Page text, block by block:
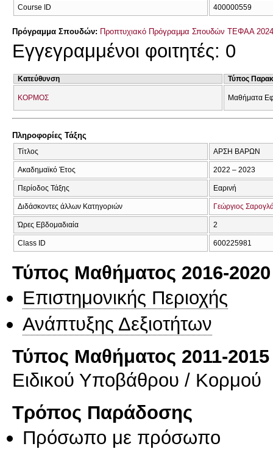
Course ID 400000559
Πρόγραμμα Σπουδών: Προπτυχιακό Πρόγραμμα Σπουδών ΤΕΦΑΑ
Εγγεγραμμένοι φοιτητές: 0
Κατεύθυνση Τύπος
ΚΟΡΜΟΣ Μαθήματα
Πληροφορίες Τάξης
Τίτλος ΑΡΣΗ ΒΑΡΩΝ
Ακαδημαϊκό Έτος 2022 – 2023
Περίοδος Τάξης Εαρινή
Διδάσκοντες άλλων Κατηγοριών Γεώργιος
Ώρες Εβδομαδιαία 2
Class ID 600225981
Τύπος Μαθήματος 2016-2020
Επιστημονικής Περιοχής
Ανάπτυξης Δεξιοτήτων
Τύπος Μαθήματος 2011-2015
Ειδικού Υποβάθρου / Κορμού
Τρόπος Παράδοσης
Πρόσωπο με πρόσωπο